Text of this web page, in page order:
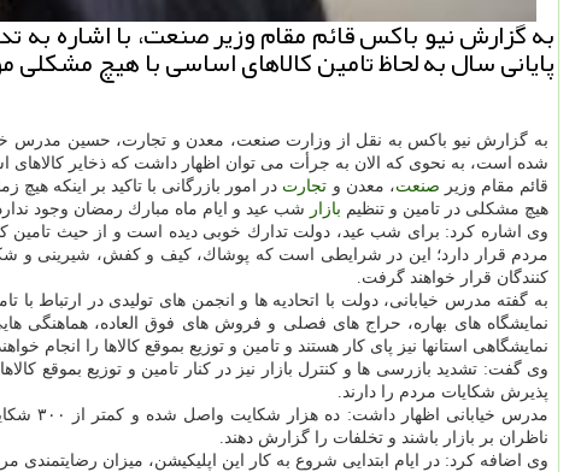
پایانی سال به لحاظ تامین كالاهای اساسی با هیچ مشكلی
به گزارش نیو باكس به نقل از وزارت صنعت، معدن و تجارت، حسین مدرس
شده است، به نحوی كه الان به جرأت می توان اظهار داشت كه ذخایر
قائم مقام وزیر صنعت، معدن و تجارت در امور بازرگانی با تاكید بر اینكه
هیچ مشكلی در تامین و تنظیم بازار
شب عید و ایام ماه مبارك رمضان وجود
وی اشاره كرد: برای شب عید، دولت تدارك خوبی دیده است و از حیث تامین
مردم قرار دارد؛ این در شرایطی است كه پوشاك، كیف و كفش، شیرینی و
كنندگان قرار خواهند گرفت.
به گفته مدرس خیابانی، دولت با اتحادیه ها و انجمن های تولیدی در ارتباط با
نمایشگاه های بهاره، حراج های فصلی و فروش های فوق العاده، هماهنگی
نمایشگاهی استانها نیز پای كار هستند و تامین و توزیع بموقع كالاها را انجام
پذیرش شكایات مردم را دارند.
مدرس
ناظران بر بازار باشند و تخلفات را گزارش دهند.
وی اضافه كرد: در ایام ابتدایی شروع به كار این اپلیكیشن، میزان رضایتمندی مردم از رسیدگی به شكایات كمتر از ۵۰ درصد بود، اما حالا رضایت مردم به